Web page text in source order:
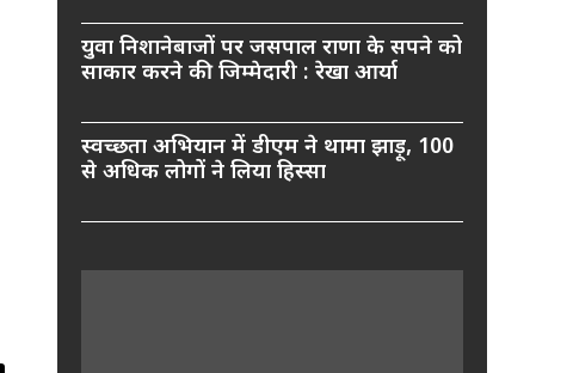
युवा निशानेबाजों पर जसपाल राणा के सपने को
साकार करने की जिम्मेदारी : रेखा आर्या
स्वच्छता अभियान में डीएम ने थामा झाड़ू, 100
से अधिक लोगों ने लिया हिस्सा